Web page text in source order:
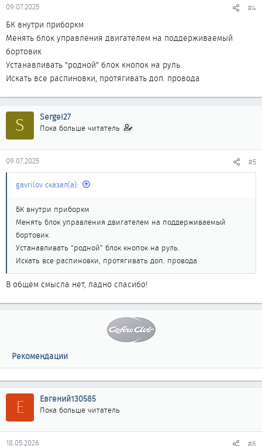
09.07.2025 #4
БК внутри приборкм
Менять блок управления двигателем на поддерживаемый
бортовик
Устанавливать "родной" блок кнопок на руль.
Искать все распиновки, протягивать доп. провода
S Sergei27
Пока больше читатель
09.07.2025 #5
gavrilov сказал(а):
БК внутри приборкм
Менять блок управления двигателем на поддерживаемый
бортовик
Устанавливать "родной" блок кнопок на руль.
Искать все распиновки, протягивать доп. провода
В общем смысла нет, ладно спасибо!
Рекомендации
Е Евгений130585
Пока больше читатель
18.05.2026